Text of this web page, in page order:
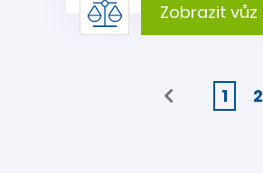
Zobrazit vůz
1 2